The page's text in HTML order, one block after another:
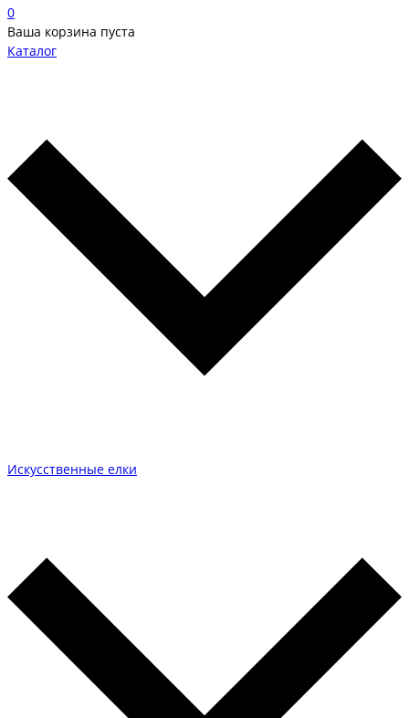
0
Ваша корзина пуста
Каталог
Искусственные елки